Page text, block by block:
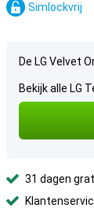
Simlockvrij
De LG Velvet
Bekijk alle LG
31 dagen